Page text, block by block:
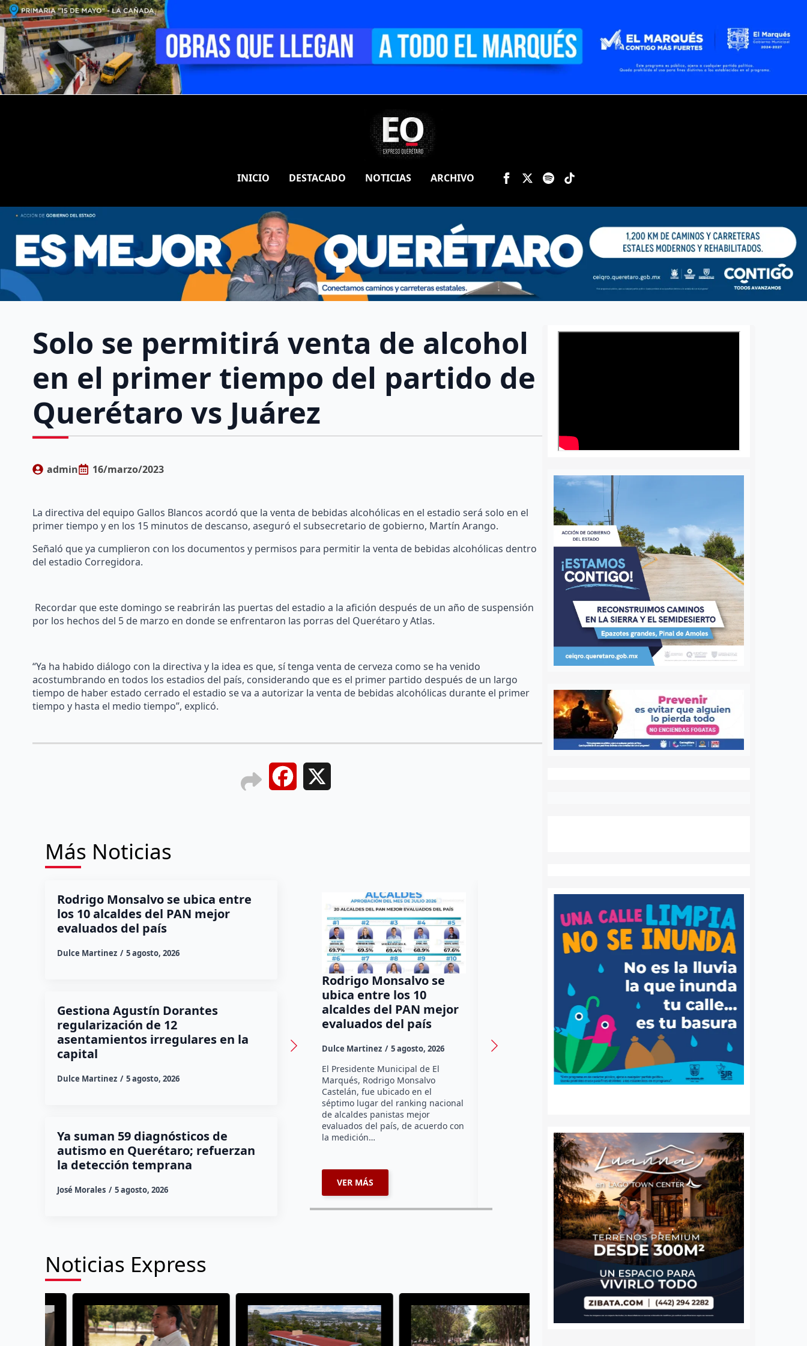
INICIO DESTACADO NOTICIAS ARCHIVO
Solo se permitirá venta de alcohol
en el primer tiempo del partido de
Querétaro vs Juárez
admin 16/marzo/2023
La directiva del equipo Gallos Blancos acordó que la venta de bebidas alcohólicas en el estadio será solo en el
primer tiempo y en los 15 minutos de descanso, aseguró el subsecretario de gobierno, Martín Arango.
Señaló que ya cumplieron con los documentos y permisos para permitir la venta de bebidas alcohólicas dentro
del estadio Corregidora.
Recordar que este domingo se reabrirán las puertas del estadio a la afición después de un año de suspensión
por los hechos del 5 de marzo en donde se enfrentaron las porras del Querétaro y Atlas.
“Ya ha habido diálogo con la directiva y la idea es que, sí tenga venta de cerveza como se ha venido
acostumbrando en todos los estadios del país, considerando que es el primer partido después de un largo
tiempo de haber estado cerrado el estadio se va a autorizar la venta de bebidas alcohólicas durante el primer
tiempo y hasta el medio tiempo”, explicó.
Facebook
Más Noticias
Rodrigo Monsalvo se ubica entre
los 10 alcaldes del PAN mejor
evaluados del país
Dulce Martinez 5 agosto, 2026
Gestiona Agustín Dorantes
regularización de 12
asentamientos irregulares en la
capital
Dulce Martinez 5 agosto, 2026
Ya suman 59 diagnósticos de
autismo en Querétaro; refuerzan
la detección temprana
José Morales 5 agosto, 2026
Rodrigo Monsalvo se
ubica entre los 10
alcaldes del PAN mejor
evaluados del país
Dulce Martinez 5 agosto, 2026
El Presidente Municipal de El
Marqués, Rodrigo Monsalvo
Castelán, fue ubicado en el
séptimo lugar del ranking nacional
de alcaldes panistas mejor
evaluados del país, de acuerdo con
la medición…
VER MÁS
Gestiona Agustín
Dorantes regularización
de 12 asentamientos
irregulares en la capital
Dulce Martinez 5 agosto, 2026
El Senador por Querétaro, Agustín
Dorantes Lámbarri, visitó la
Ya suman 59
diagnósticos de
autismo en Querétaro;
refuerzan la detección
temprana
José Morales 5 agosto, 2026
Más de 59 diagnósticos
detección temprana impulsadas
por…
VER MÁS
Noticias Express